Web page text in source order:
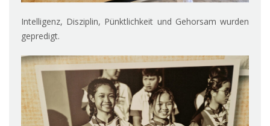
Intelligenz, Disziplin, Pünktlichkeit und Gehorsam wurden
gepredigt.